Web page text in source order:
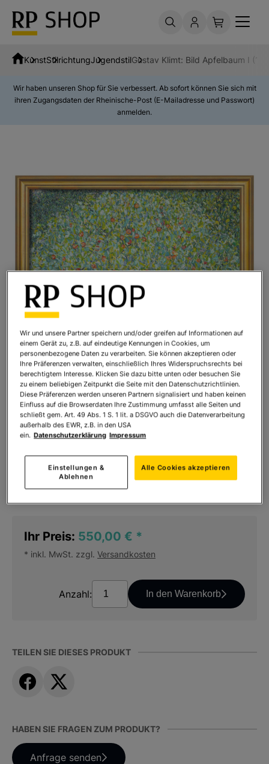
KunstStilrichtungJugendstilGustav Klimt: Bild Apfelbaum I
Wir haben unseren Shop für Sie verbessert. Ab sofort können Sie sich mit
ihren Zugangsdaten der Rheinische-Post (E-Mailadresse und Passwort)
anmelden.
Gustav Klimt: Bild Apfelbaum I (1912),
gerahmt
936284
Sofort lieferbar
Ihr Preis: 550,00 € *
* inkl. MwSt. zzgl. Versandkosten
Anzahl: In den Warenkorb
TEILEN SIE DIESES PRODUKT
HABEN SIE FRAGEN ZUM PRODUKT?
Anfrage senden
Wir und unsere Partner speichern und/oder greifen auf Informationen auf
einem Gerät zu, z.B. auf eindeutige Kennungen in Cookies, um
personenbezogene Daten zu verarbeiten. Sie können akzeptieren oder
Ihre Präferenzen verwalten, einschließlich Ihres Widerspruchsrechts bei
berechtigtem Interesse. Klicken Sie dazu bitte unten oder besuchen Sie
zu einem beliebigen Zeitpunkt die Seite mit den Datenschutzrichtlinien.
Diese Präferenzen werden unseren Partnern signalisiert und haben keinen
Einfluss auf die Browserdaten Ihre Zustimmung umfasst alle Seiten und
schließt gem. Art. 49 Abs. 1 S. 1 lit. a DSGVO auch die Datenverarbeitung
außerhalb des EWR, z.B. in den USA
ein. Datenschutzerklärung Impressum
Einstellungen &
Ablehnen
Alle Cookies akzeptieren